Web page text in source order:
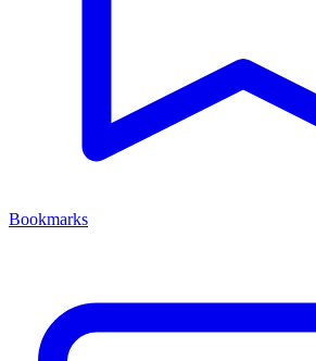
Bookmarks